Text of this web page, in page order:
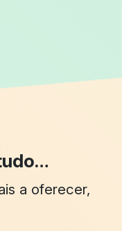
a oferecer,